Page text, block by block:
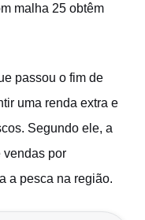
malha 25 obtêm
passou o fim de
uma renda extra e
Segundo ele, a
vendas por
a pesca na região.